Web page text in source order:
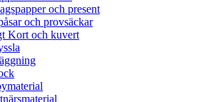
och present
och provsäckar
Kort och kuvert